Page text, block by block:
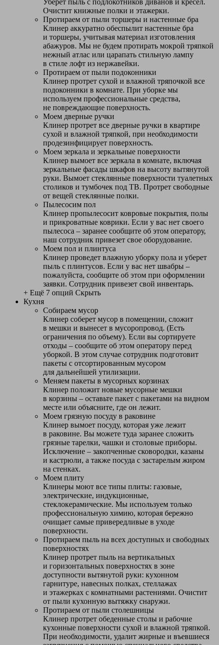
Уберет пыль с подлокотников диванов и кресел.
Очистит книжные полки и этажерки.
Протираем от пыли торшеры и настенные бра
Клинер аккуратно обеспылит настенные бра
и торшеры, учитывая материал изготовления
абажуров. Мы не будем протирать мокрой тряпкой
нежный атлас или царапать стильную лампу
в стиле лофт из нержавейки.
Протираем от пыли подоконники
Клинер протрет сухой и влажной тряпочкой все
подоконники в комнате. При уборке мы
используем профессиональные средства,
не повреждающие поверхность.
Моем дверные ручки
Клинер протрет все дверные ручки в квартире
сухой и влажной тряпкой, при необходимости
продезинфицирует поверхность.
Моем зеркала и зеркальные поверхности
Клинер вымоет все зеркала в комнате, включая
зеркальные фасады шкафов на высоту вытянутой
руки. Вымоет стеклянные поверхности туалетных
столиков и тумбочек под ТВ. Протрет свободные
от вещей стеклянные полки.
Пылесосим пол
Клинер пропылесосит ковровые покрытия, полы
и прикроватные коврики. Если у вас нет своего
пылесоса – заранее сообщите об этом оператору,
наш сотрудник привезет свое оборудование.
Моем пол и плинтуса
Клинер проведет влажную уборку пола и уберет
пыль с плинтусов. Если у вас нет швабры –
пожалуйста, сообщите об этом при оформлении
заявки. Сотрудник привезет свой инвентарь.
+ Ещё 7 опций Скрыть
Кухня
Собираем мусор
Клинер соберет мусор в помещении, сложит
в мешки и вынесет в мусоропровод. (Есть
ограничения по объему). Если вы сортируете
отходы – сообщите об этом оператору перед
уборкой. В этом случае сотрудник подготовит
пакеты с отсортированным мусором
для дальнейшей утилизации.
Меняем пакеты в мусорных корзинах
Клинер положит новые мусорные мешки
в корзины – оставьте пакет с пакетами на видном
месте или объясните, где он лежит.
Моем грязную посуду в раковине
Клинер вымоет посуду, которая уже лежит
в раковине. Вы можете туда заранее сложить
грязные тарелки, чашки и столовые приборы.
Исключение – закопченные сковородки, казаны
и кастрюли, а также посуда с застарелым жиром
на стенках.
Моем плиту
Клинеры моют все типы плиты: газовые,
электрические, индукционные,
стеклокерамические. Мы используем только
профессиональную химию, которая бережно
очищает самые привередливые в уходе
поверхности.
Протираем пыль на всех доступных и свободных
поверхностях
Клинер протрет пыль на вертикальных
и горизонтальных поверхностях в зоне
доступности вытянутой руки: кухонном
гарнитуре, навесных полках, стеллажах
и этажерках с комнатными растениями. Очистит
от пыли кухонную вытяжку снаружи.
Протираем от пыли столешницы
Клинер протрет обеденные столы и рабочие
кухонные поверхности сухой и влажной тряпкой.
При необходимости, удалит жирные и въевшиеся